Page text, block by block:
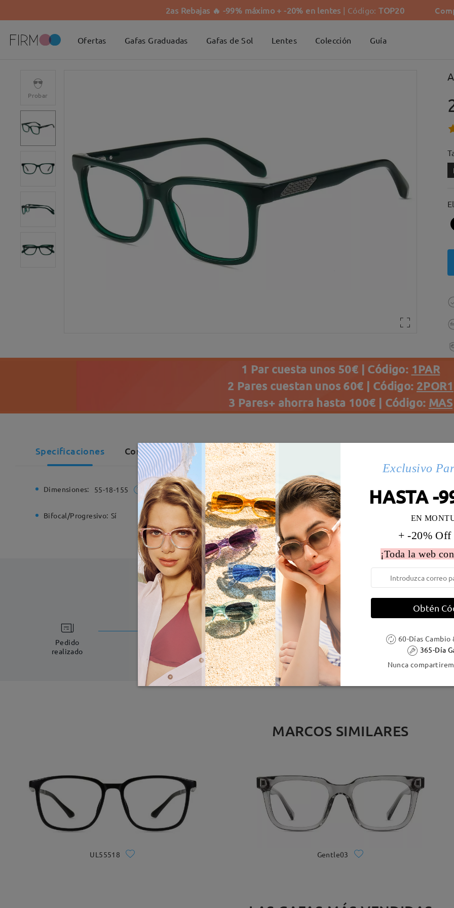
2as Rebajas 🔥 -99% máximo + -20% en lentes | Código:TOP20
Ofertas Gafas Graduadas Gafas de Sol Lentes Colección Guía
Probar
L
1 Par cuesta unos 50€ | Código: 1PAR
2 Pares cuestan unos 60€ | Código: 2POR1
3 Pares+ ahorra hasta 100€ | Código: MAS
Specificaciones Comentarios de Clientes(76)
Dimensiones: 55-18-155 Ancho de la montura: 136 mm (Largo) Diametro de lentes: 57 mm
Bifocal/Progresivo: Sí Bisagra de resorte: Sí Material de la montura:
DELIVERY
Pedido
realizado
Fabricación
5-7 días laborales detalles
MARCOS SIMILARES
UL55518 Gentle03
Exclusivo
HASTA -
EN
+ -20% Off
¡Toda la web
Obtén
60-Días Cambio
365-Día
Nunca